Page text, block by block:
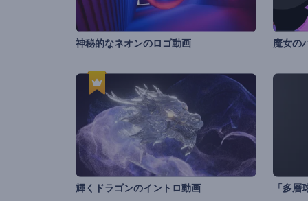
神秘的なネオンのロゴ動画
輝くドラゴンのイントロ動画 「多層